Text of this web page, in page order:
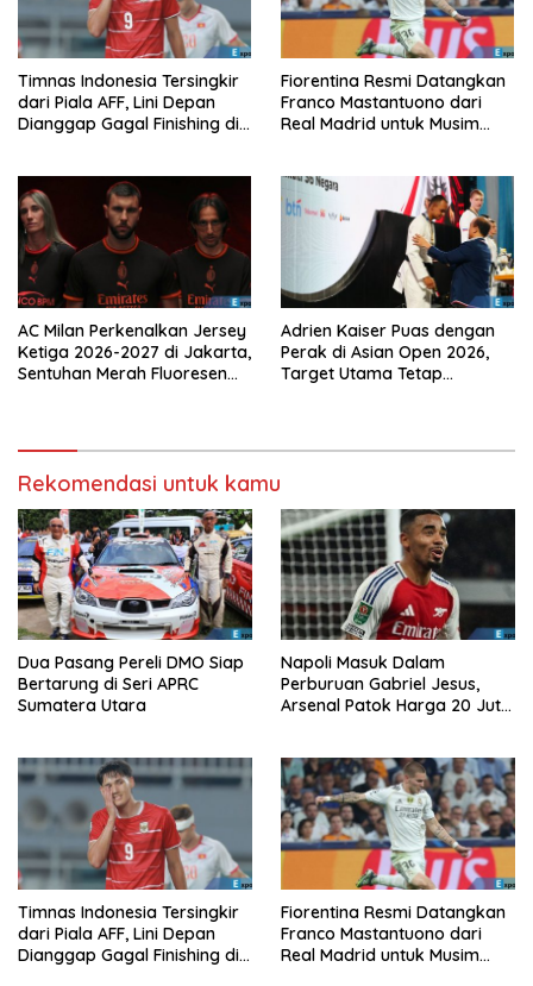
Timnas Indonesia Tersingkir
dari Piala AFF, Lini Depan
Dianggap Gagal Finishing di
Fiorentina Resmi Datangkan
Franco Mastantuono dari
Real Madrid untuk Musim
AC Milan Perkenalkan Jersey
Ketiga 2026-2027 di Jakarta,
Sentuhan Merah Fluoresen
Adrien Kaiser Puas dengan
Perak di Asian Open 2026,
Target Utama Tetap
Rekomendasi untuk kamu
Dua Pasang Pereli DMO Siap
Bertarung di Seri APRC
Sumatera Utara
Napoli Masuk Dalam
Perburuan Gabriel Jesus,
Arsenal Patok Harga 20 Juta
Timnas Indonesia Tersingkir
dari Piala AFF, Lini Depan
Dianggap Gagal Finishing di
Fiorentina Resmi Datangkan
Franco Mastantuono dari
Real Madrid untuk Musim